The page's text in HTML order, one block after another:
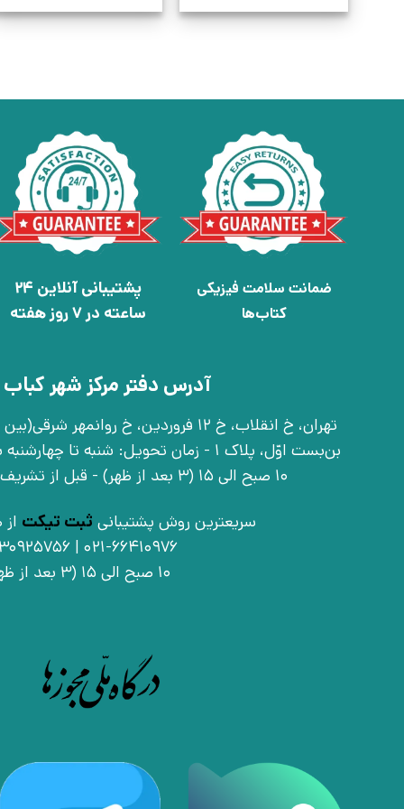
ضمانت سلامت فیزیکی
کتاب‌ها
پشتیبانی آنلاین 24
ساعته در 7 روز هفته
آدرس دفتر مرکز شهر
بن‌بست اوّل، پلاک 1 - زمان تحویل: شنبه
10 صبح الی 15 (3 بعد از ظهر) - قبل از تشریف آوردن تماس بگیرید
سریعترین روش پشتیبانی ثبت تیکت
10 صبح الی 15 (3 بعد از ظهر)